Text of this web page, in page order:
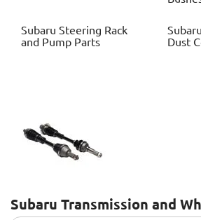
Subaru Steering Rack
and Pump Parts
Subaru
Dust
Subaru Transmission and